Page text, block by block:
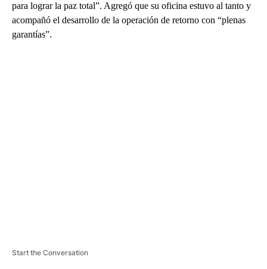
para lograr la paz total”. Agregó que su oficina estuvo al tanto y
acompañó el desarrollo de la operación de retorno con “plenas
garantías”.
Start the Conversation